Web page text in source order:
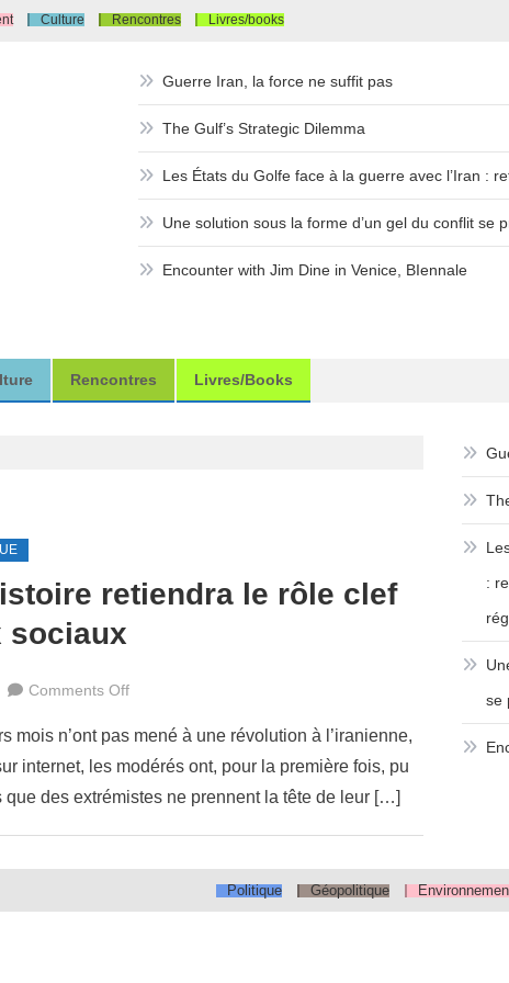
Culture Rencontres Livres/books
Guerre Iran, la force ne suffit pas
The Gulf’s Strategic Dilemma
Les États du Golfe face à la guerre avec l’Iran :
Une solution sous la forme d’un gel du conflit se
Encounter with Jim Dine in Venice, BIennale
Rencontres Livres/books
retiendra le rôle clef
sociaux
Comments Offon
au
Moyen
Orient
n’ont pas mené à une révolution à l’iranienne,
internet, les modérés ont, pour la première fois, pu
des extrémistes ne prennent la tête de leur […]
:
se
Politique Géopolitique